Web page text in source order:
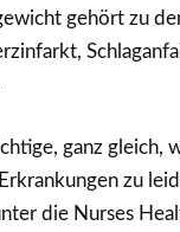
gehört zu
ganz gleich,
zu
die Nurses